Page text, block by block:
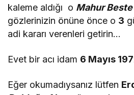
kaleme aldığı o Mahur
gözlerinizin önüne önce o 3
adi kararı verenleri getirin…
Evet bir acı idam 6 Mayıs
Eğer okumadıysanız lütfen